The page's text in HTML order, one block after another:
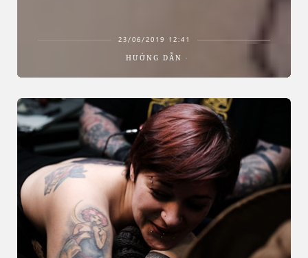
23/06/2019 12:41
HƯỚNG DẪN